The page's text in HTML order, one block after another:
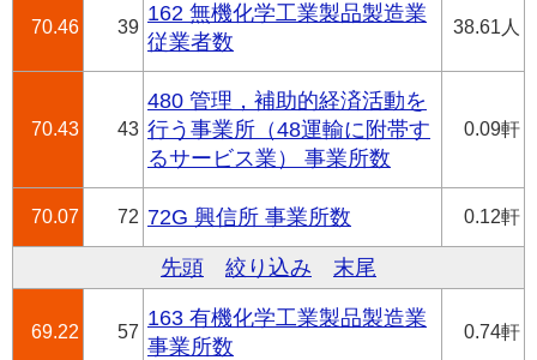
70.46 39
162 無機化学工業製品製造業
従業者数
38.61人
70.43 43
480 管理，補助的経済活動を
行う事業所（48運輸に附帯す
るサービス業） 事業所数
0.09軒
70.07 72 72G 興信所 事業所数 0.12軒
先頭 絞り込み 末尾
69.22 57
163 有機化学工業製品製造業
事業所数
0.74軒